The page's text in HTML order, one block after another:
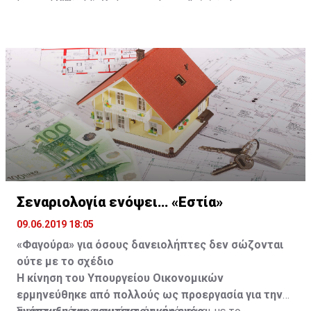
κάνει δωρεάν στο ΓεΣΥ είτε να πάει στον ιδιώτη και να
πληρώσει μόνο τη διαφορά, δηλαδή τα 50 ευρώ»,
εξήγησε.
Σεναριολογία ενόψει… «Εστία»
09.06.2019 18:05
«Φαγούρα» για όσους δανειολήπτες δεν σώζονται
ούτε με το σχέδιο
Η κίνηση του Υπουργείου Οικονομικών
ερμηνεύθηκε από πολλούς ως προεργασία για την